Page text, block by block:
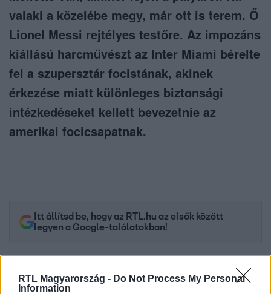
RTL Magyarország - Do Not Process My Personal
Information
valaki a közelébe megy, már ott is terem. Ő
Lionel Messi rejtélyes testőre. Az impozáns
kiállású harcművészt az Inter Miami bérelte
fel a szupersztár focistának, akinek
érkezése miatt különleges biztonsági
intézkedéseket kellett bevezetnie az
amerikai focicsapatnak.
Itt állítsd be, hogy az RTL.hu az elsők között
legyen a Google-találatokban!